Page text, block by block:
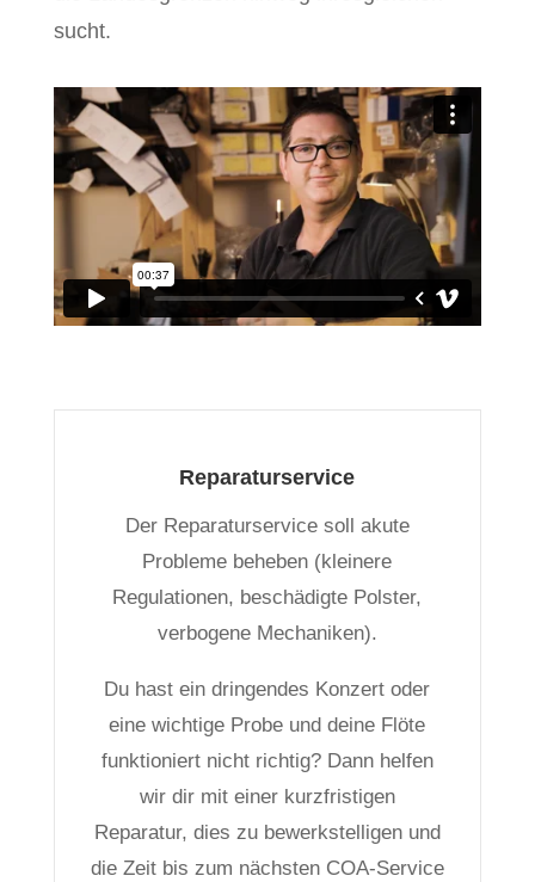
sucht.
Reparaturservice
Der Reparaturservice soll akute
Probleme beheben (kleinere
Regulationen, beschädigte Polster,
verbogene Mechaniken).
Du hast ein dringendes Konzert oder
eine wichtige Probe und deine Flöte
funktioniert nicht richtig? Dann helfen
wir dir mit einer kurzfristigen
Reparatur, dies zu bewerkstelligen und
die Zeit bis zum nächsten COA-Service